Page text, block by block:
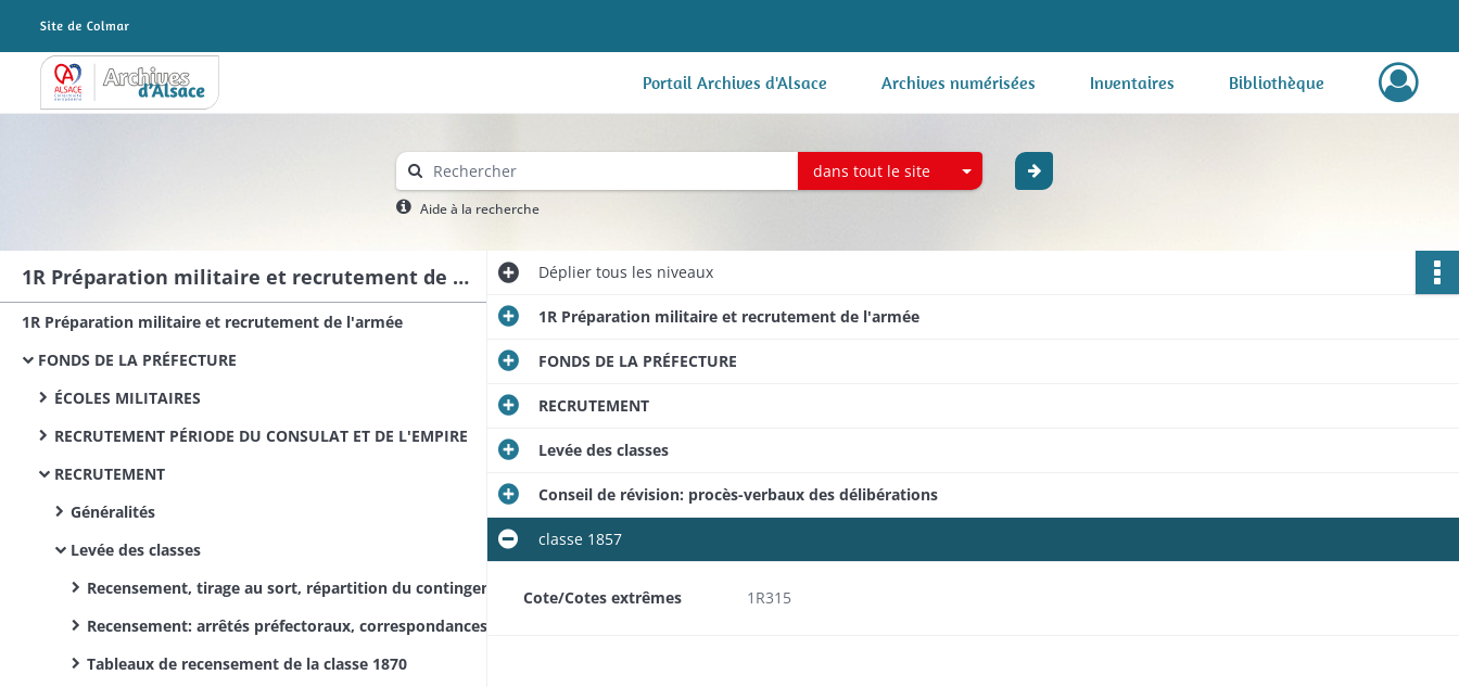
Archives Alsace - Colmar Portail Archives d'Alsace Archives numérisées Inventaires Bibliothèque
dans tout le site
Aide à la recherche
1R Préparation militaire et recrutement de l'armée
1R Préparation militaire et recrutement de l'armée
FONDS DE LA PRÉFECTURE
ÉCOLES MILITAIRES
RECRUTEMENT PÉRIODE DU CONSULAT ET DE L'EMPIRE
RECRUTEMENT
Généralités
Levée des classes
Recensement, tirage au sort, répartition du contingent départemental entre les cantons, composition et opérations du conseil de révision: arrêtés préfectoraux, correspondance
Recensement: arrêtés préfectoraux, correspondances
Tableaux de recensement de la classe 1870
Dépliertous les niveaux
1R Préparation militaire et recrutement de l'armée
FONDS DE LA PRÉFECTURE
RECRUTEMENT
Levée des classes
Conseil de révision: procès-verbaux des délibérations
classe 1857
Cote/Cotes extrêmes 1R315